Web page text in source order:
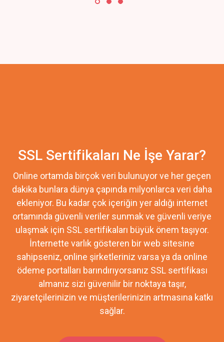
SSL Sertifikaları Ne İşe Yarar?
Online ortamda birçok veri bulunuyor ve her geçen
dakika bunlara dünya çapında milyonlarca veri daha
ekleniyor. Bu kadar çok içeriğin yer aldığı internet
ortamında güvenli veriler sunmak ve güvenli veriye
ulaşmak için SSL sertifikaları büyük önem taşıyor.
İnternette varlık gösteren bir web sitesine
sahipseniz, online şirketleriniz varsa ya da online
ödeme portalları barındırıyorsanız SSL sertifikası
almanız sizi güvenilir bir noktaya taşır,
ziyaretçilerinizin ve müşterilerinizin artmasına katkı
sağlar.